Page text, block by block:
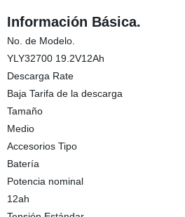
Información Básica.
No. de Modelo.
YLY32700 19.2V12Ah
Descarga Rate
Baja Tarifa de la descarga
Tamaño
Medio
Accesorios Tipo
Batería
Potencia nominal
12ah